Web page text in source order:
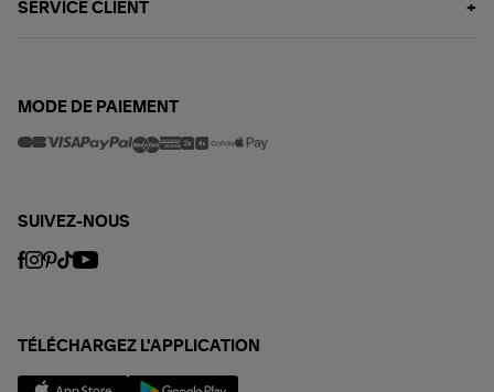
SERVICE CLIENT
MODE DE PAIEMENT
SUIVEZ-NOUS
TÉLÉCHARGEZ L'APPLICATION